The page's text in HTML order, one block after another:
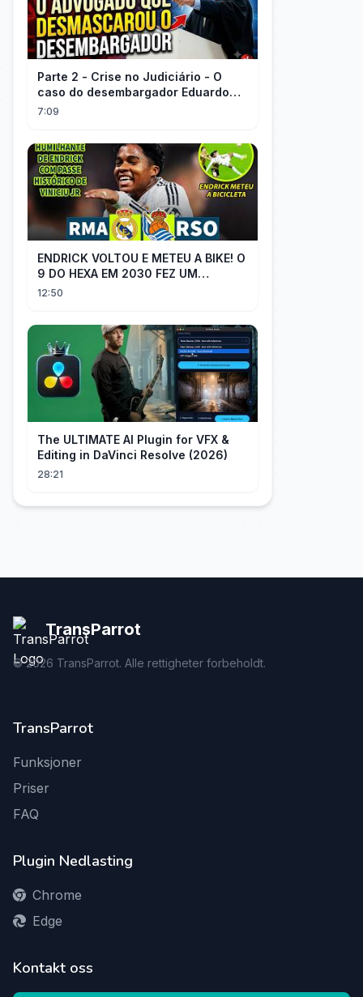
Parte 2 - Crise no Judiciário - O
caso do desembargador Eduardo
Gallo x advogado Felisberto
7:09
ENDRICK VOLTOU E METEU A BIKE! O
9 DO HEXA EM 2030 FEZ UM
GOLAÇO E MOSTROU QUE VAI SER
12:50
The ULTIMATE AI Plugin for VFX &
Editing in DaVinci Resolve (2026)
28:21
TransParrot
©2026 TransParrot. Alle rettigheter forbeholdt.
TransParrot
Funksjoner
Priser
FAQ
Plugin Nedlasting
Chrome
Edge
Kontakt oss